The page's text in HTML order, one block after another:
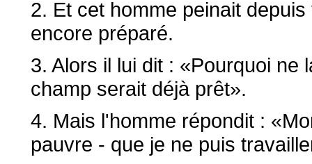
2. Et cet homme peinait
encore préparé.
3. Alors il lui dit : «Pourquoi
champ serait déjà prêt».
4. Mais l'homme répondit :
pauvre - que je ne puis